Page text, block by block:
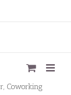
Coworking